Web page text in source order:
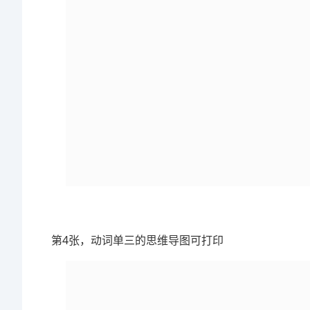
第4张，动词单三的思维导图可打印